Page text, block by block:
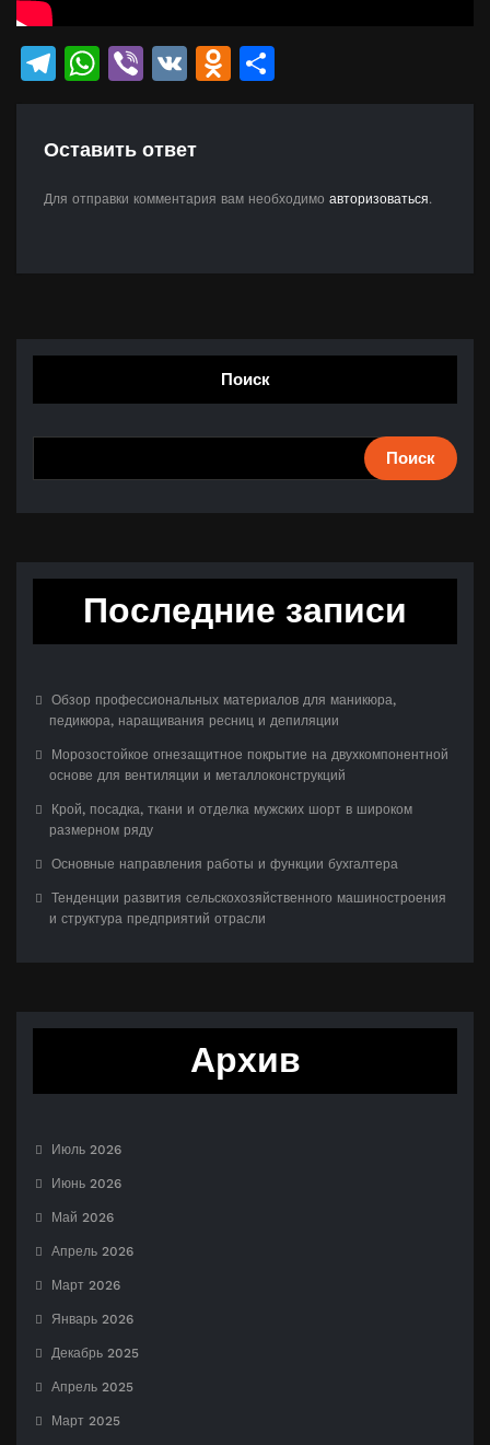
Telegram
WhatsApp
Viber
VK Odnoklassniki
Оставить ответ
Для отправки комментария вам необходимо авторизоваться.
Поиск
Поиск
Последние записи
Обзор профессиональных материалов для маникюра,
педикюра, наращивания ресниц и депиляции
Морозостойкое огнезащитное покрытие на двухкомпонентной
основе для вентиляции и металлоконструкций
Крой, посадка, ткани и отделка мужских шорт в широком
размерном ряду
Основные направления работы и функции бухгалтера
Тенденции развития сельскохозяйственного машиностроения
и структура предприятий отрасли
Архив
Июль 2026
Июнь 2026
Май 2026
Апрель 2026
Март 2026
Январь 2026
Декабрь 2025
Апрель 2025
Март 2025